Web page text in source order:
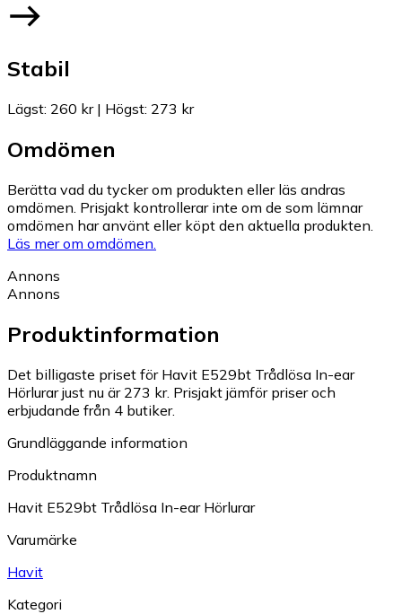
Stabil
Lägst: 260 kr| Högst: 273 kr
Omdömen
Berätta vad du tycker om produkten eller läs andras
omdömen. Prisjakt kontrollerar inte om de som lämnar
omdömen har använt eller köpt den aktuella produkten.
Läs mer om omdömen.
Annons
Annons
Produktinformation
Det billigaste priset för Havit E529bt Trådlösa In-ear
Hörlurar just nu är 273 kr. Prisjakt jämför priser och
erbjudande från 4 butiker.
Grundläggande information
Produktnamn
Havit E529bt Trådlösa In-ear Hörlurar
Varumärke
Havit
Kategori